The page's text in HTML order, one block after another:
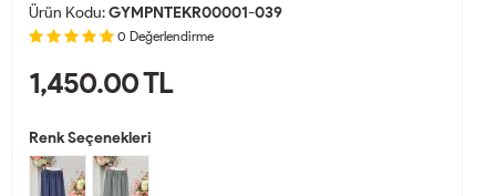
Ürün Kodu:GYMPNTEKR00001-039
0 Değerlendirme
1,450.00TL
Renk Seçenekleri